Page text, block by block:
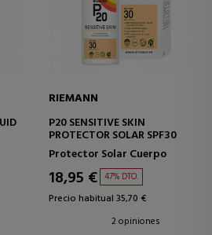
RIEMANN
P20 SENSITIVE SKIN
PROTECTOR SOLAR SPF30
Protector Solar Cuerpo
18,95 € 47% DTO.
Precio habitual 35,70 €
2 opiniones